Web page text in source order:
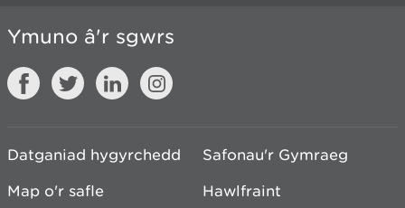
Ymuno â'r sgwrs
Datganiad hygyrchedd
Safonau'r Gymraeg
Map o'r safle
Hawlfraint